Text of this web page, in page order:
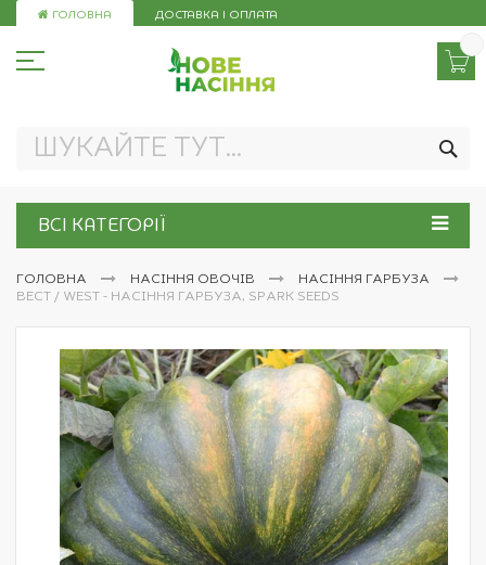
Skip
ГОЛОВНА ДОСТАВКА І ОПЛАТА
ВСІ КАТЕГОРІЇ
ГОЛОВНА НАСІННЯ ОВОЧІВ
НАСІННЯ ГАРБУЗА
ВЕСТ / WEST - НАСІННЯ ГАРБУЗА, SPARK SEEDS
Перейти
кінця
галереї
зображень